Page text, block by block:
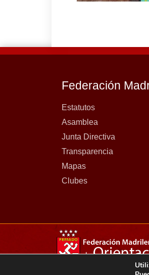
Federación
Estatutos
Asamblea
Junta Directiva
Transparencia
Mapas
Clubes
Copyright 2021© Federación